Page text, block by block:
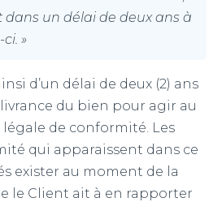
un délai de deux ans à
»
d’un délai de deux (2) ans
du bien pour agir au
de conformité. Les
qui apparaissent dans ce
exister au moment de la
le Client ait à en rapporter